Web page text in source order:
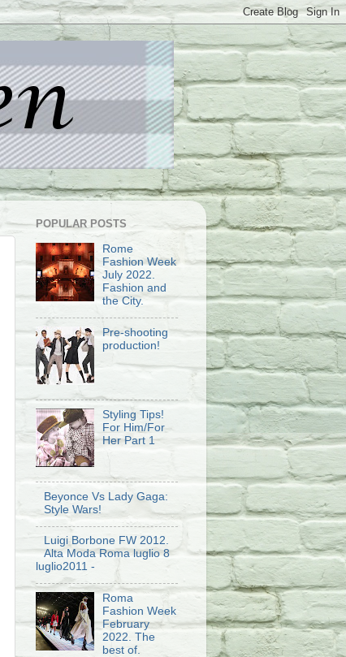
POPULAR POSTS
Rome
Fashion Week
July 2022.
Fashion and
the City.
Pre-shooting
production!
Styling Tips!
For Him/For
Her Part 1
Beyonce Vs Lady Gaga:
Style Wars!
Luigi Borbone FW 2012.
Alta Moda Roma luglio 8
luglio2011 -
Roma
Fashion Week
February
2022. The
best of.